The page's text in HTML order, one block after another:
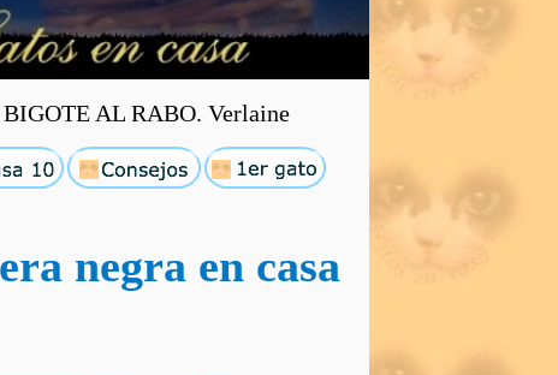
AL RABO. Verlaine
negra en casa